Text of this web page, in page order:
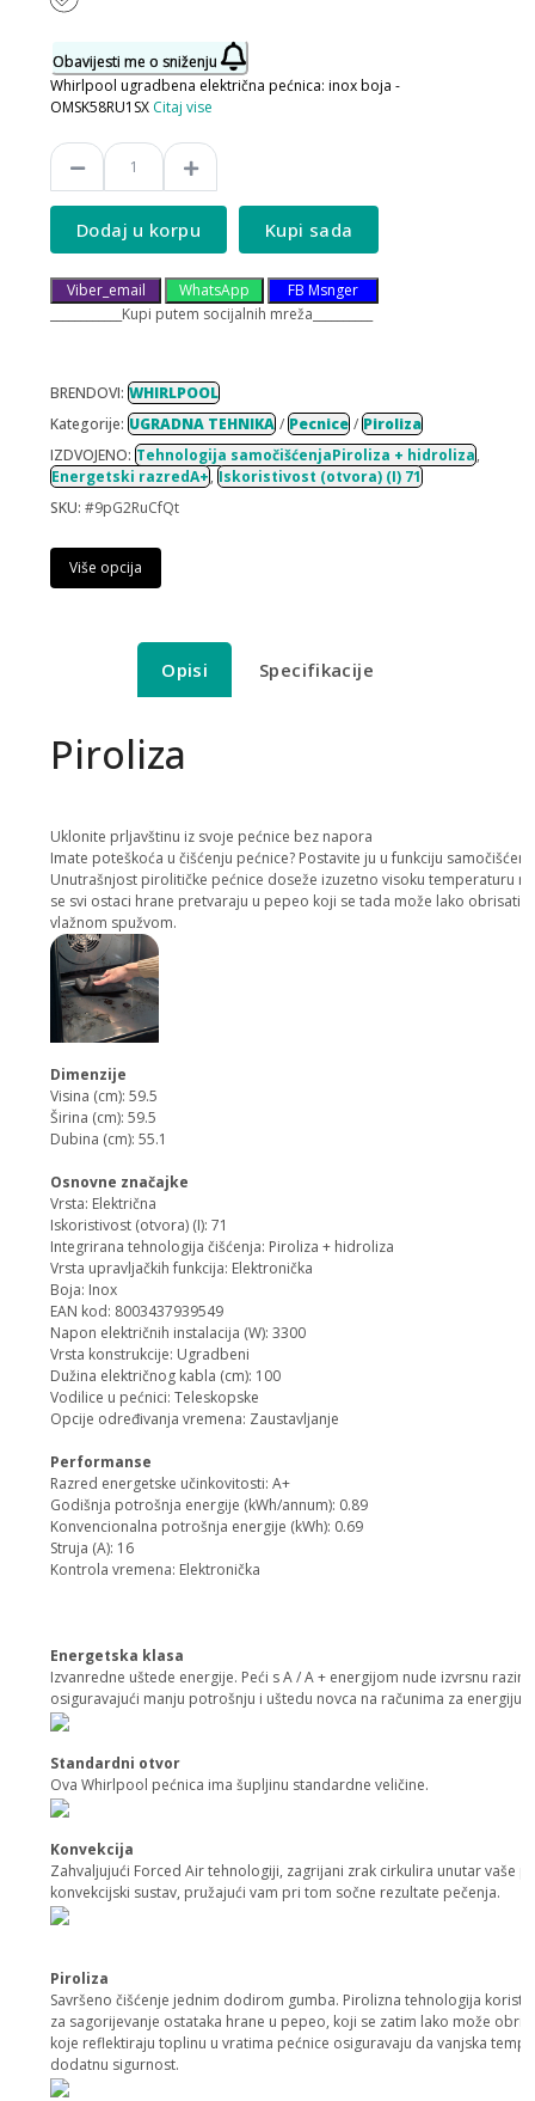
Obavijesti me o sniženju
Whirlpool ugradbena električna pećnica: inox boja -
OMSK58RU1SX Citaj vise
Dodaj u korpu Kupi sada
Viber_email WhatsApp
FB Msnger
____________Kupi putem socijalnih mreža__________
BRENDOVI: WHIRLPOOL
Kategorije: UGRADNA TEHNIKA / Pecnice / Piroliza
IZDVOJENO: Tehnologija samočišćenjaPiroliza + hidroliza,
Energetski razredA+, Iskoristivost (otvora) (I) 71
SKU: #9pG2RuCfQt
Više opcija
Opisi Specifikacije
Piroliza
Uklonite prljavštinu iz svoje pećnice bez napora
Imate poteškoća u čišćenju pećnice? Postavite ju u funkciju
Unutrašnjost pirolitičke pećnice doseže izuzetno visoku temperaturu
se svi ostaci hrane pretvaraju u pepeo koji se tada može lako obrisati
vlažnom spužvom.
Dimenzije
Visina (cm): 59.5
Širina (cm): 59.5
Dubina (cm): 55.1
Osnovne značajke
Vrsta: Električna
Iskoristivost (otvora) (I): 71
Integrirana tehnologija čišćenja: Piroliza + hidroliza
Vrsta upravljačkih funkcija: Elektronička
Boja: Inox
EAN kod: 8003437939549
Napon električnih instalacija (W): 3300
Vrsta konstrukcije: Ugradbeni
Dužina električnog kabla (cm): 100
Vodilice u pećnici: Teleskopske
Opcije određivanja vremena: Zaustavljanje
Performanse
Razred energetske učinkovitosti: A+
Godišnja potrošnja energije (kWh/annum): 0.89
Konvencionalna potrošnja energije (kWh): 0.69
Struja (A): 16
Kontrola vremena: Elektronička
Energetska klasa
Izvanredne uštede energije. Peći s A / A + energijom nude izvrsnu
osiguravajući manju potrošnju i uštedu novca na računima za energiju.
Standardni otvor
Ova Whirlpool pećnica ima šupljinu standardne veličine.
Konvekcija
Zahvaljujući Forced Air tehnologiji, zagrijani zrak cirkulira unutar vaše
konvekcijski sustav, pružajući vam pri tom sočne rezultate pečenja.
Piroliza
Savršeno čišćenje jednim dodirom gumba. Pirolizna tehnologija koristi
za sagorijevanje ostataka hrane u pepeo, koji se zatim lako može
koje reflektiraju toplinu u vratima pećnice osiguravaju da vanjska
dodatnu sigurnost.